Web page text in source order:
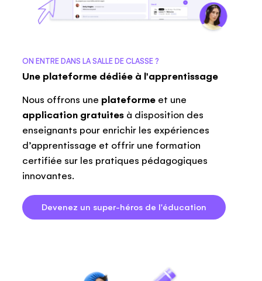
ON ENTRE DANS LA SALLE DE CLASSE ?
Une plateforme dédiée à l'apprentissage
Nous offrons une plateformeet une
application gratuitesà disposition des
enseignants pour enrichir les expériences
d’apprentissage et offrir une formation
certifiée sur les pratiques pédagogiques
innovantes.
Devenez un super-héros de l'éducation